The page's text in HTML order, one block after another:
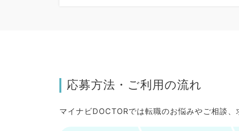
応募方法・ご利用の流れ
マイナビDOCTORでは転職のお悩みやご相談